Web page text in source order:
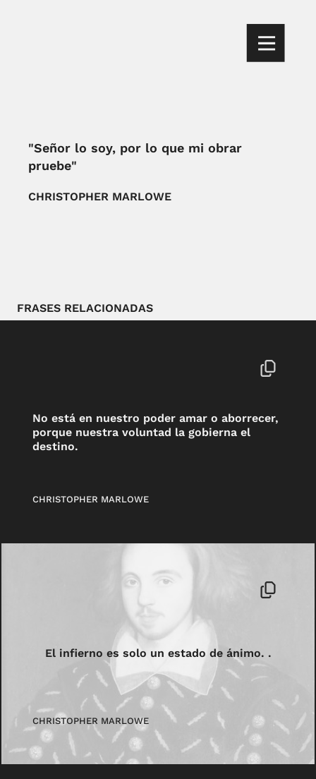
"Señor lo soy, por lo que mi obrar
pruebe"
CHRISTOPHER MARLOWE
FRASES RELACIONADAS
No está en nuestro poder amar o aborrecer,
porque nuestra voluntad la gobierna el
destino.
CHRISTOPHER MARLOWE
El infierno es solo un estado de ánimo. .
CHRISTOPHER MARLOWE